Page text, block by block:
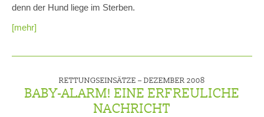
denn der Hund liege im Sterben.
[mehr]
RETTUNGSEINSÄTZE – DEZEMBER 2008
BABY-ALARM! EINE ERFREULICHE
NACHRICHT